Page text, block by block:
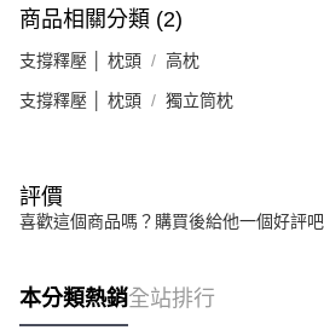
商品相關分類 (2)
支撐釋壓 │ 枕頭 高枕
支撐釋壓 │ 枕頭 獨立筒枕
評價
喜歡這個商品嗎？購買後給他一個好評吧
本分類熱銷全站排行